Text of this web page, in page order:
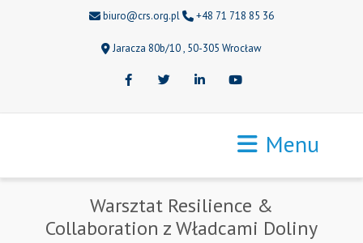
biuro@crs.org.pl +48 71 718 85 36
Jaracza 80b/10 , 50-305 Wrocław
FacebookTwitter LinkedInYoutube
Menu
Warsztat Resilience &
Collaboration z Władcami Doliny